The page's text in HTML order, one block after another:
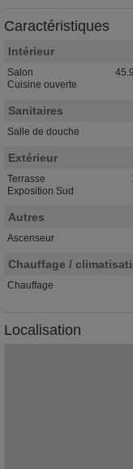
Caractéristiques
Intérieur
Salon
Cuisine ouverte
Sanitaires
Salle de douche
Extérieur
Terrasse
Exposition Sud
Autres
Ascenseur
Chauffage /
Chauffage
Localisation